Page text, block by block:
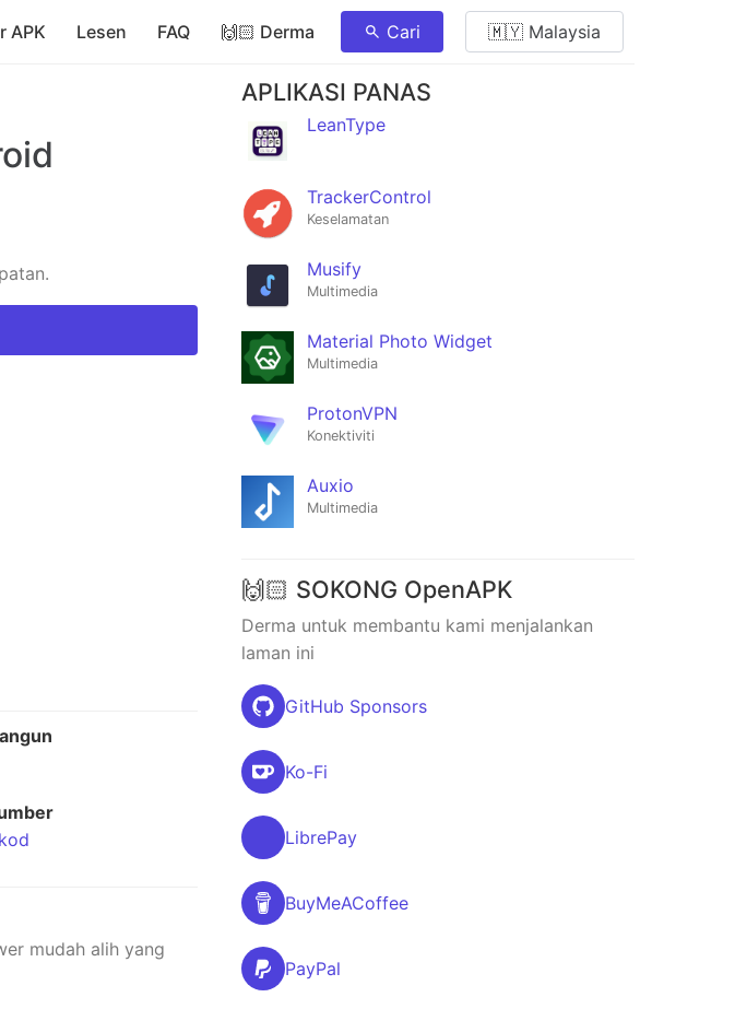
APK Lesen FAQ 🙌🏻 Derma Cari 🇲🇾 Malaysia
mudah alih yang
APLIKASI PANAS
LeanType
TrackerControl
Keselamatan
Musify
Multimedia
Material Photo Widget
Multimedia
ProtonVPN
Konektiviti
Auxio
Multimedia
🙌🏻 SOKONG OpenAPK
Derma untuk membantu kami menjalankan
laman ini
GitHub Sponsors
Ko-Fi
LibrePay
BuyMeACoffee
PayPal